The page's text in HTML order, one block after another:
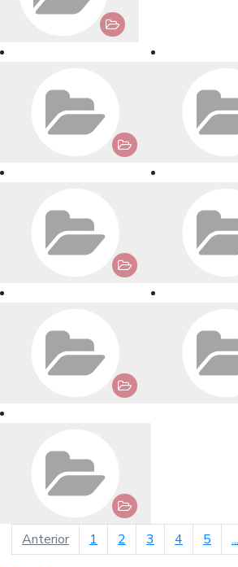
Anteriorpágina anterior
1 2 3 4 5 ...